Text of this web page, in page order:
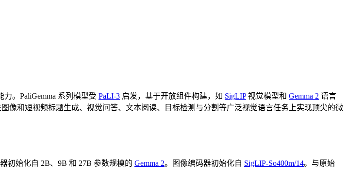
力。PaliGemma 系列模型受 PaLI-3 启发，基于开放组件构建，如 SigLIP视觉模型和 Gemma 2 语言
像和短视频标题生成、视觉问答、文本阅读、目标检测与分割等广泛视觉语言任务上实现顶尖的微
初始化自 2B、9B 和 27B 参数规模的 Gemma 2。图像编码器初始化自 SigLIP-So400m/14。与原始